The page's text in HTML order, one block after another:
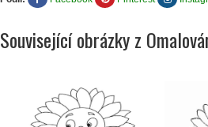
Související obrázky z